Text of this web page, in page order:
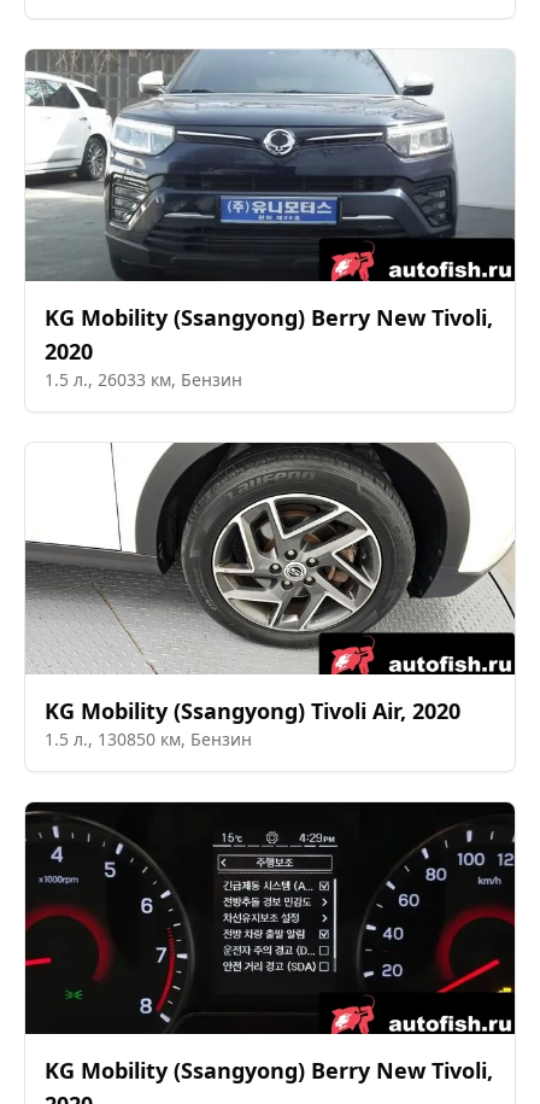
KG Mobility (Ssangyong) Berry New Tivoli,
2020
1.5 л., 26033 км, Бензин
KG Mobility (Ssangyong) Tivoli Air, 2020
1.5 л., 130850 км, Бензин
KG Mobility (Ssangyong) Berry New Tivoli,